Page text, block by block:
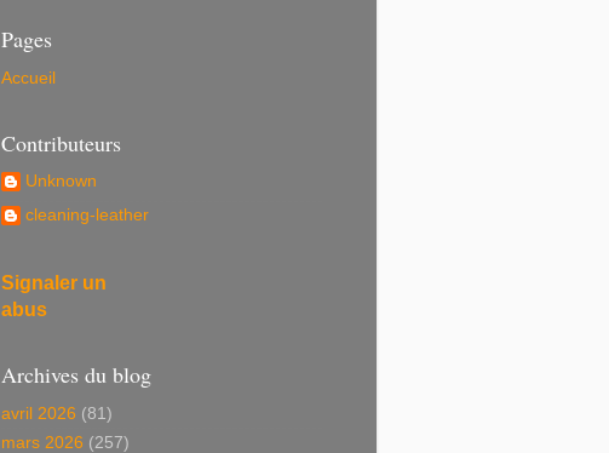
Pages
Accueil
Contributeurs
Unknown
cleaning-leather
Signaler un
abus
Archives du blog
avril 2026 (81)
mars 2026 (257)